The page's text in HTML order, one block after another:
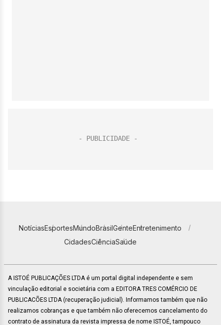
NotíciasEsportesMundoBrasilGenteEntretenimento
CidadesCiênciaSaúde
A ISTOÉ PUBLICAÇÕES LTDA é um portal digital independente e sem
vinculação editorial e societária com a EDITORA TRES COMÉRCIO DE
PUBLICACÕES LTDA (recuperação judicial). Informamos também que não
realizamos cobranças e que também não oferecemos cancelamento do
contrato de assinatura da revista impressa de nome ISTOÉ, tampouco